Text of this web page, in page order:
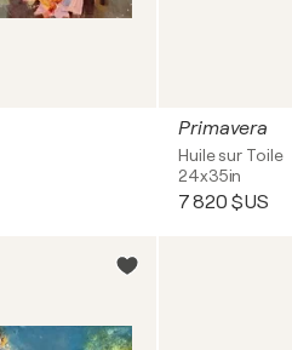
Primavera
Huile sur Toile
24x35in
7 820 $US